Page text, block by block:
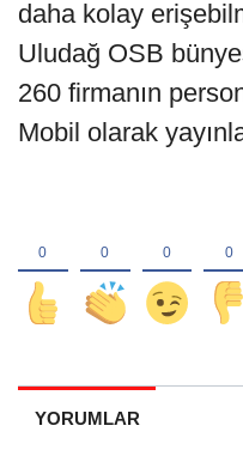
daha kolay
Uludağ OSB
260 firmanın
Mobil olarak
YORUMLAR